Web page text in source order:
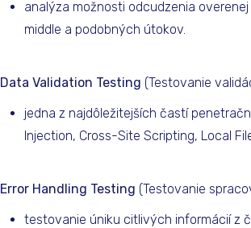
analýza možnosti odcudzenia
middle a podobných útokov.
Data Validation Testing (Testovanie
jedna z najdôležitejších častí
Injection, Cross-Site Scripting, Local
Error Handling Testing (Testovanie
testovanie úniku citlivých informácií z